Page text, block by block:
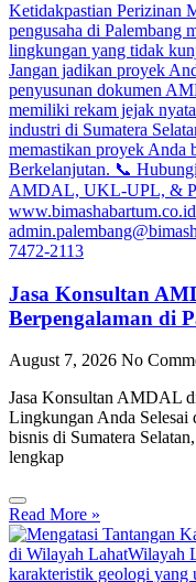
Jasa Konsultan
Berpengalaman di
August 7, 2026 No
Jasa Konsultan AMDAL
Lingkungan Anda Selesai
bisnis di Sumatera
lengkap
Read More »